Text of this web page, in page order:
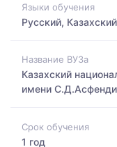
Языки обучения
Русский,
Название ВУЗа
Казахский
имени
Срок обучения
1 год